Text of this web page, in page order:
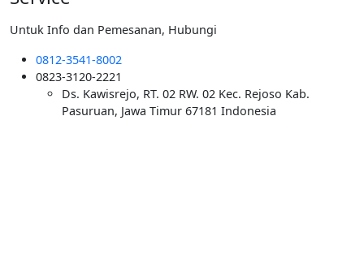
Untuk Info dan Pemesanan, Hubungi
0812-3541-8002
0823-3120-2221
Ds. Kawisrejo, RT. 02 RW. 02 Kec. Rejoso Kab.
Pasuruan, Jawa Timur 67181 Indonesia